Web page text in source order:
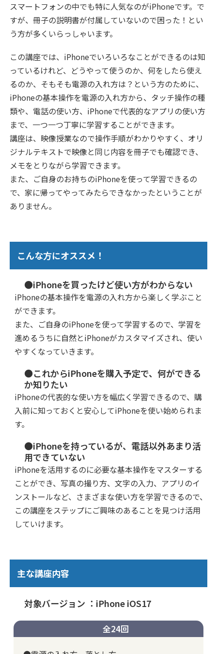
スマートフォンの中でも特に人気なのがiPhoneです。で
すが、冊子の説明書が付属していないので困った！とい
う方が多くいらっしゃいます。
この講座では、iPhoneでいろいろなことができるのは知
っているけれど、どうやって使うのか、何をしたら使え
るのか、そもそも電源の入れ方は？という方のために、
iPhoneの基本操作を電源の入れ方から、タッチ操作の種
類や、電話の使い方、iPhoneで代表的なアプリの使い方
まで、一つ一つ丁寧に学習することができます。
講座は、映像授業なので操作手順がわかりやすく、オリ
ジナルテキストで映像と同じ内容を冊子でも確認でき、
メモをとりながら学習できます。
また、ご自身のお持ちのiPhoneを使って学習できるの
で、家に帰ってやってみたらできなかったということが
ありません。
こんな方にオススメ！
●iPhoneを買ったけど使い方がわからない
iPhoneの基本操作を電源の入れ方から楽しく学ぶこと
ができます。
また、ご自身のiPhoneを使って学習するので、学習を
進めるうちに自然とiPhoneがカスタマイズされ、使い
やすくなっていきます。
●これからiPhoneを購入予定で、何ができる
か知りたい
iPhoneの代表的な使い方を幅広く学習できるので、購
入前に知っておくと安心してiPhoneを使い始められま
す。
●iPhoneを持っているが、電話以外あまり活
用できていない
iPhoneを活用するのに必要な基本操作をマスターする
ことができ、写真の撮り方、文字の入力、アプリのイ
ンストールなど、さまざまな使い方を学習できるので、
この講座をステップにご興味のあることを見つけ活用
していけます。
主な講座内容
対象バージョン ：iPhone iOS17
全24回